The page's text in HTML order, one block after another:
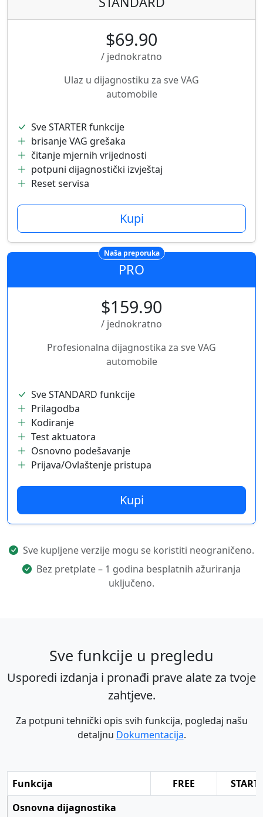
$69.90
/ jednokratno
Ulaz u dijagnostiku za sve VAG
automobile
Sve STARTER funkcije
brisanje VAG grešaka
čitanje mjernih vrijednosti
potpuni dijagnostički izvještaj
Reset servisa
Kupi
PRO
Naša preporuka
$159.90
/ jednokratno
Profesionalna dijagnostika za sve VAG
automobile
Sve STANDARD funkcije
Prilagodba
Kodiranje
Test aktuatora
Osnovno podešavanje
Prijava/Ovlaštenje pristupa
Kupi
Sve kupljene verzije mogu se koristiti neograničeno.
Bez pretplate – 1 godina besplatnih ažuriranja
uključeno.
Sve funkcije u pregledu
Usporedi izdanja i pronađi prave alate za tvoje
zahtjeve.
Za potpuni tehnički opis svih funkcija, pogledaj našu
detaljnu Dokumentacija.
Funkcija FREE
Osnovna dijagnostika